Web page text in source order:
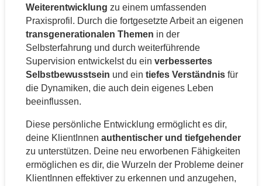
Weiterentwicklung zu einem umfassenden
Praxisprofil. Durch die fortgesetzte Arbeit an eigenen
transgenerationalen Themen in der
Selbsterfahrung und durch weiterführende
Supervision entwickelst du ein verbessertes
Selbstbewusstsein und ein tiefes Verständnisfür
die Dynamiken, die auch dein eigenes Leben
beeinflussen.
Diese persönliche Entwicklung ermöglicht es dir,
deine KlientInnen authentischer und tiefgehender
zu unterstützen. Deine neu erworbenen Fähigkeiten
ermöglichen es dir, die Wurzeln der Probleme deiner
KlientInnen effektiver zu erkennen und anzugehen,